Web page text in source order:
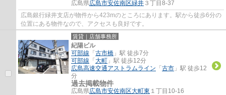
広島県広島市安佐南区緑井 ３丁目8-37
広島銀行緑井支店が物件から423mのところにあります。駅から徒歩6分の
位置にある物件なので、アクセスも良好です。
賃貸｜店舗事務所
紀陽ビル
可部線 「 古市橋 」駅 徒歩7分
可部線 「 大町 」駅 徒歩12分
広島高速交通アストラムライン 「 古市 」駅 徒歩12
分
過去掲載物件
広島県広島市安佐南区大町東 １丁目10-16